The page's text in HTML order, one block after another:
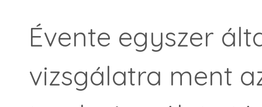
Évente egyszer
vizsgálatra ment